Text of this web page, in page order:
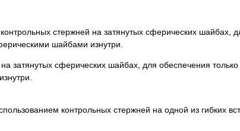
стержней на затянутых сферических шайбах,
шайбами изнутри.
контрольных стержней на одной из гибких